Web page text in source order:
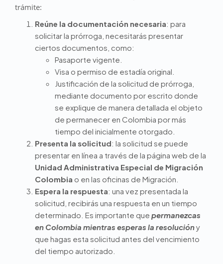
trámite:
Reúne la documentación necesaria: para
solicitar la prórroga, necesitarás presentar
ciertos documentos, como:
Pasaporte vigente.
Visa o permiso de estadía original.
Justificación de la solicitud de prórroga,
mediante documento por escrito donde
se explique de manera detallada el objeto
de permanecer en Colombia por más
tiempo del inicialmente otorgado.
Presenta la solicitud: la solicitud se puede
presentar en línea a través de la página web de la
Unidad Administrativa Especial de Migración
Colombia o en las oficinas de Migración.
Espera la respuesta: una vez presentada la
solicitud, recibirás una respuesta en un tiempo
determinado. Es importante que permanezcas
en Colombia mientras esperas la resolucióny
que hagas esta solicitud antes del vencimiento
del tiempo autorizado.